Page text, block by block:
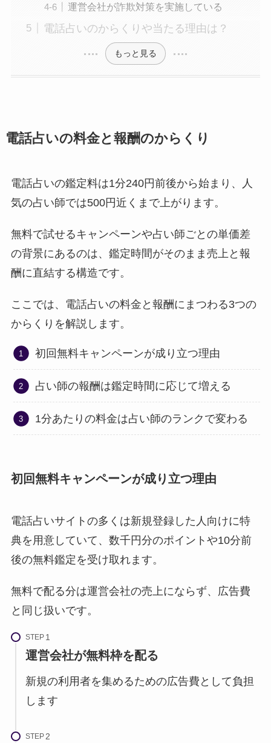
運営会社が詐欺対策を実施している
電話占いのからくりや当たる理由は？
もっと見る
電話占いの料金と報酬のからくり
電話占いの鑑定料は1分240円前後から始まり、人
気の占い師では500円近くまで上がります。
無料で試せるキャンペーンや占い師ごとの単価差
の背景にあるのは、鑑定時間がそのまま売上と報
酬に直結する構造です。
ここでは、電話占いの料金と報酬にまつわる3つの
からくりを解説します。
初回無料キャンペーンが成り立つ理由
占い師の報酬は鑑定時間に応じて増える
1分あたりの料金は占い師のランクで変わる
初回無料キャンペーンが成り立つ理由
電話占いサイトの多くは新規登録した人向けに特
典を用意していて、数千円分のポイントや10分前
後の無料鑑定を受け取れます。
無料で配る分は運営会社の売上にならず、広告費
と同じ扱いです。
STEP
運営会社が無料枠を配る
新規の利用者を集めるための広告費として負担
します
STEP